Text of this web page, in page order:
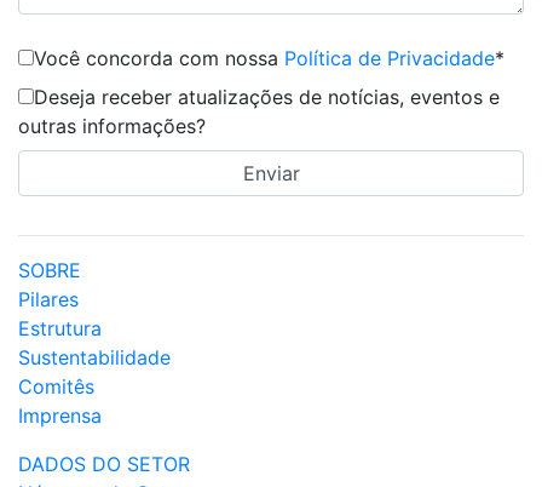
Você concorda com nossa Política de Privacidade*
Deseja receber atualizações de notícias, eventos e
outras informações?
SOBRE
Pilares
Estrutura
Sustentabilidade
Comitês
Imprensa
DADOS DO SETOR